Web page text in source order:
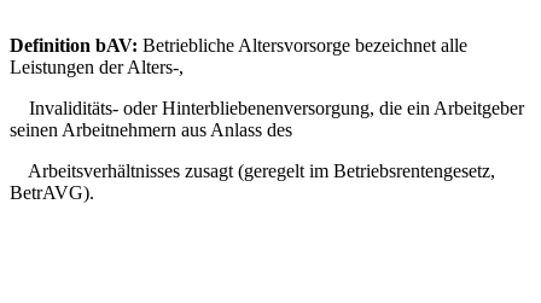
Definition bAV: Betriebliche Altersvorsorge bezeichnet alle
Leistungen der Alters-,
Invaliditäts- oder Hinterbliebenenversorgung, die ein Arbeitgeber
seinen Arbeitnehmern aus Anlass des
Arbeitsverhältnisses zusagt (geregelt im Betriebsrentengesetz,
BetrAVG).